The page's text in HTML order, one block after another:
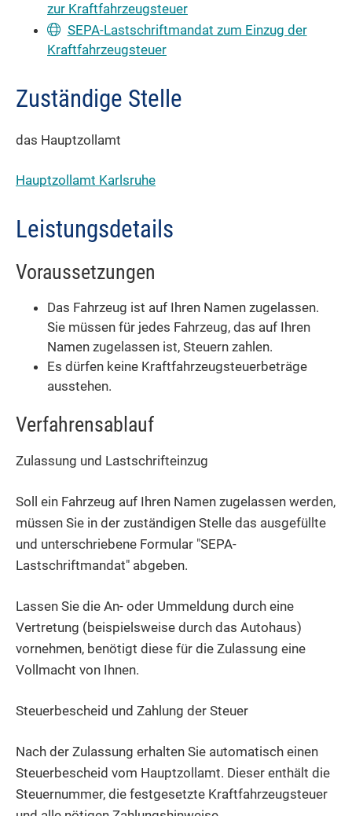
zur Kraftfahrzeugsteuer
SEPA-Lastschriftmandat zum Einzug der
Kraftfahrzeugsteuer
Zuständige Stelle
das Hauptzollamt
Hauptzollamt Karlsruhe
Leistungsdetails
Voraussetzungen
Das Fahrzeug ist auf Ihren Namen zugelassen.
Sie müssen für jedes Fahrzeug, das auf Ihren
Namen zugelassen ist, Steuern zahlen.
Es dürfen keine Kraftfahrzeugsteuerbeträge
ausstehen.
Verfahrensablauf
Zulassung und Lastschrifteinzug
Soll ein Fahrzeug auf Ihren Namen zugelassen werden,
müssen Sie in der zuständigen Stelle das ausgefüllte
und unterschriebene Formular "SEPA-
Lastschriftmandat" abgeben.
Lassen Sie die An- oder Ummeldung durch eine
Vertretung (beispielsweise durch das Autohaus)
vornehmen, benötigt diese für die Zulassung eine
Vollmacht von Ihnen.
Steuerbescheid und Zahlung der Steuer
Nach der Zulassung erhalten Sie automatisch einen
Steuerbescheid vom Hauptzollamt. Dieser enthält die
Steuernummer, die festgesetzte Kraftfahrzeugsteuer